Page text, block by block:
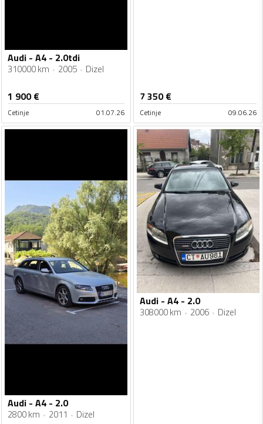
Audi - A4 - 2.0tdi
310000 km 2005 Dizel
1 900€
Cetinje 01.07.26
7 350€
Cetinje 09.06.26
Audi - A4 - 2.0
2800 km 2011 Dizel
Audi - A4 - 2.0
308000 km 2006 Dizel